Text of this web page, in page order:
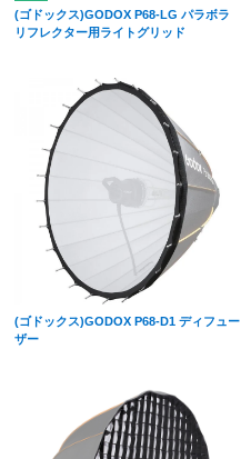
(ゴドックス)GODOX P68-LG パラボラ
リフレクター用ライトグリッド
(ゴドックス)GODOX P68-D1 ディフュー
ザー